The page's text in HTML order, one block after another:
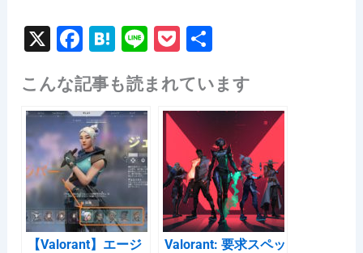
X
F
c
e
b
o
o
k
H
e
n
a
Li
e
P
c
k
et
こんな記事も読まれています
【Valorant】エージ
Valorant: 要求スペッ